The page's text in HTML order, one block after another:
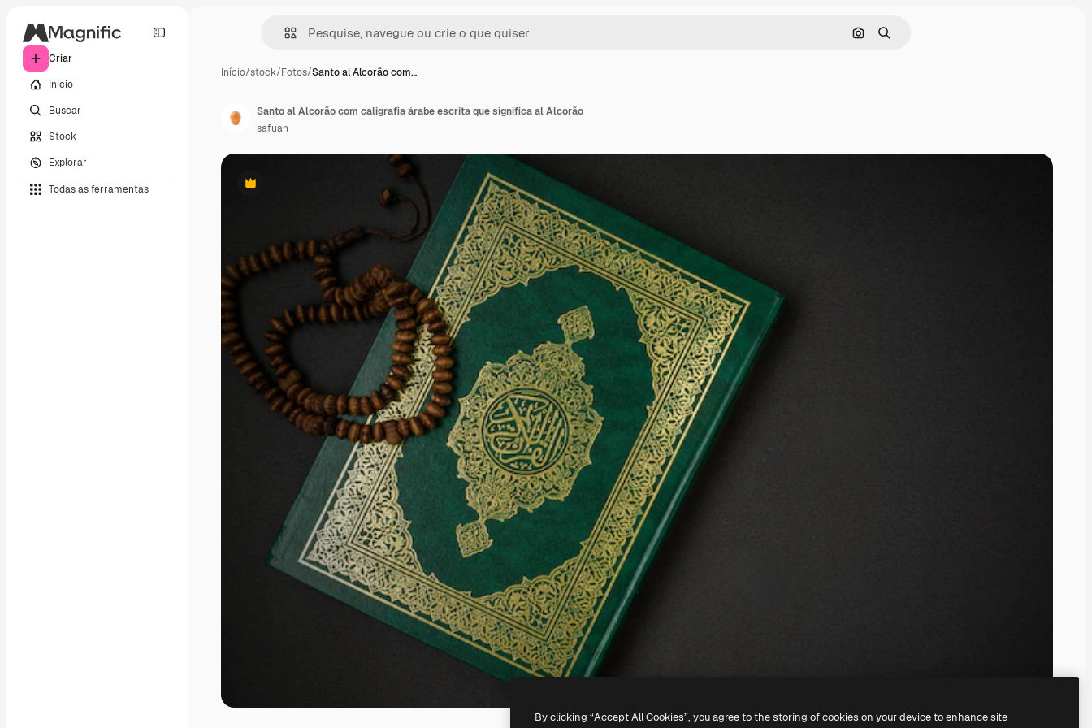
Criar
Início
Buscar
Stock
Explorar
Todas as ferramentas
Pesquisar por imagem
Buscar
Início/stock/Fotos/Santo al Alcorão com…
Premium
Santo al Alcorão com caligrafia árabe escrita que significa al Alcorão
safuan
By clicking “Accept All Cookies”, you agree to the storing of cookies on your device to enhance site